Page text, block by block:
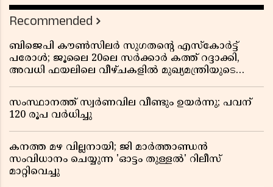
Recommended
ബിജെപി കൗൺസിലർ സുഗതന്റെ എസ്‌കോർട്ട്
പരോൾ; ജൂലൈ 20ലെ സർക്കാർ കത്ത് റദ്ദാക്കി,
അവധി ഫയലിലെ വീഴ്ചകളിൽ മുഖ്യമന്ത്രിയുടെ
സംസ്ഥാനത്ത് സ്വര്‍ണവില വീണ്ടും ഉയർന്നു; പവന്
120 രൂപ വര്‍ധിച്ചു
കനത്ത മഴ വില്ലനായി; ജി മാർത്താണ്ഡൻ
സംവിധാനം ചെയ്യുന്ന 'ഓട്ടം തുള്ളൽ' റിലീസ്
മാറ്റിവെച്ചു